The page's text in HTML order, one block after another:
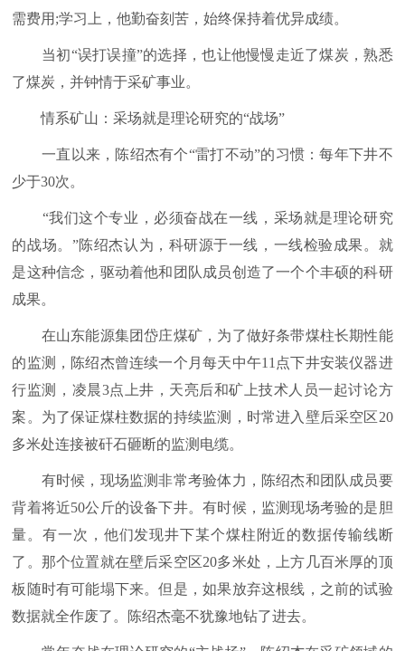
需费用;学习上，他勤奋刻苦，始终保持着优异成绩。
当初“误打误撞”的选择，也让他慢慢走近了煤炭，熟悉
了煤炭，并钟情于采矿事业。
情系矿山：采场就是理论研究的“战场”
一直以来，陈绍杰有个“雷打不动”的习惯：每年下井不
少于30次。
“我们这个专业，必须奋战在一线，采场就是理论研究
的战场。”陈绍杰认为，科研源于一线，一线检验成果。就
是这种信念，驱动着他和团队成员创造了一个个丰硕的科研
成果。
在山东能源集团岱庄煤矿，为了做好条带煤柱长期性能
的监测，陈绍杰曾连续一个月每天中午11点下井安装仪器进
行监测，凌晨3点上井，天亮后和矿上技术人员一起讨论方
案。为了保证煤柱数据的持续监测，时常进入壁后采空区20
多米处连接被矸石砸断的监测电缆。
有时候，现场监测非常考验体力，陈绍杰和团队成员要
背着将近50公斤的设备下井。有时候，监测现场考验的是胆
量。有一次，他们发现井下某个煤柱附近的数据传输线断
了。那个位置就在壁后采空区20多米处，上方几百米厚的顶
板随时有可能塌下来。但是，如果放弃这根线，之前的试验
数据就全作废了。陈绍杰毫不犹豫地钻了进去。